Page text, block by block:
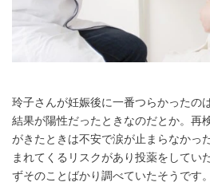
玲子さんが妊娠後に一番つらかったの
結果が陽性だったときなのだとか。再
がきたときは不安で涙が止まらなかっ
まれてくるリスクがあり投薬をしてい
ずそのことばかり調べていたそうです。